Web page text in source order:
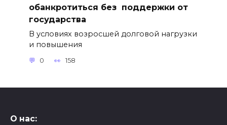
обанкротиться без поддержки от
государства
В условиях возросшей долговой нагрузки
и повышения
0 158
О нас: